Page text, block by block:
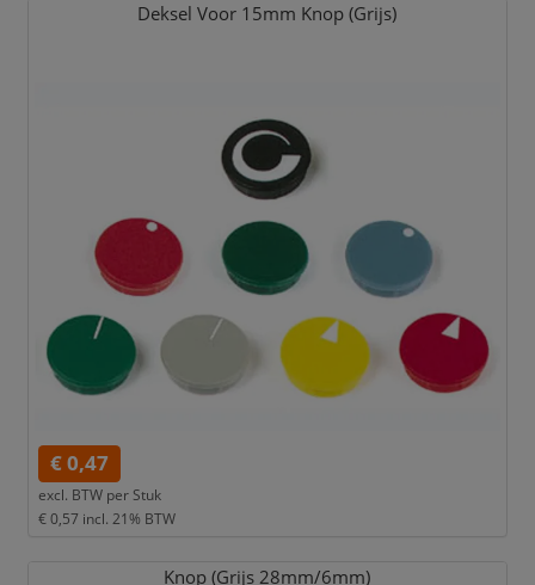
Deksel Voor 15mm Knop (Grijs)
€ 0,47
excl. BTW per Stuk
€ 0,57 incl. 21% BTW
Knop (Grijs 28mm/6mm)